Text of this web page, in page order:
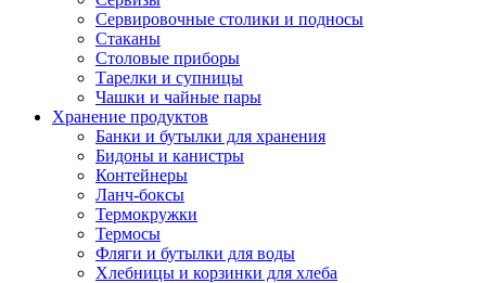
Сервировочные столики и подносы
Стаканы
Столовые приборы
Тарелки и супницы
Чашки и чайные пары
Хранение продуктов
Банки и бутылки для хранения
Бидоны и канистры
Контейнеры
Ланч-боксы
Термокружки
Термосы
Фляги и бутылки для воды
Хлебницы и корзинки для хлеба